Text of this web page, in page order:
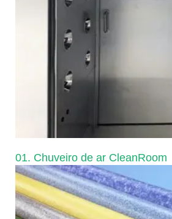
01. Chuveiro de ar CleanRoom